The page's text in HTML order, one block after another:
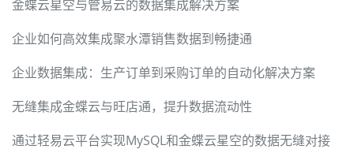
金蝶云星空与管易云的数据集成解决方案
企业如何高效集成聚水潭销售数据到畅捷通
企业数据集成：生产订单到采购订单的自动化解决方案
无缝集成金蝶云与旺店通，提升数据流动性
通过轻易云平台实现MySQL和金蝶云星空的数据无缝对接